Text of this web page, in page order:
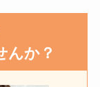
んか？